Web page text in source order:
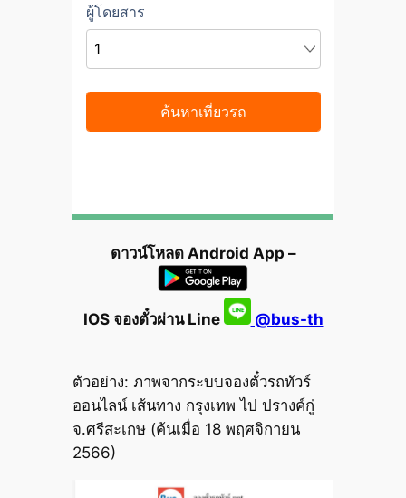
ดาวน์โหลด Android App –
IOS จองตั๋วผ่าน Line @bus-th
ตัวอย่าง: ภาพจากระบบจองตั๋วรถทัวร์
ออนไลน์ เส้นทาง กรุงเทพ ไป ปรางค์กู่
จ.ศรีสะเกษ (ค้นเมื่อ 18 พฤศจิกายน
2566)